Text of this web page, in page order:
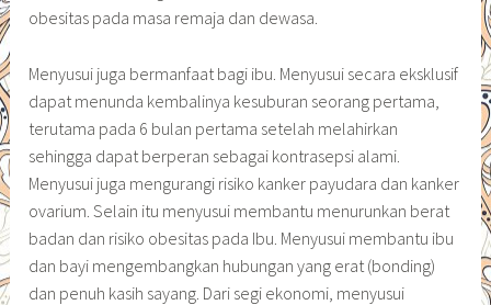
obesitas pada masa remaja dan dewasa.
Menyusui juga bermanfaat bagi ibu. Menyusui secara eksklusif
dapat menunda kembalinya kesuburan seorang pertama,
terutama pada 6 bulan pertama setelah melahirkan
sehingga dapat berperan sebagai kontrasepsi alami.
Menyusui juga mengurangi risiko kanker payudara dan kanker
ovarium. Selain itu menyusui membantu menurunkan berat
badan dan risiko obesitas pada Ibu. Menyusui membantu ibu
dan bayi mengembangkan hubungan yang erat (bonding)
dan penuh kasih sayang. Dari segi ekonomi, menyusui